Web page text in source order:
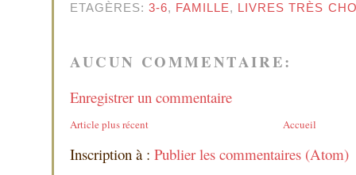
ETAGÈRES:3-6, FAMILLE, LIVRES TRÈS
AUCUN COMMENTAIRE:
Enregistrer un commentaire
Article plus récent Accueil
Inscription à : Publier les commentaires (Atom)